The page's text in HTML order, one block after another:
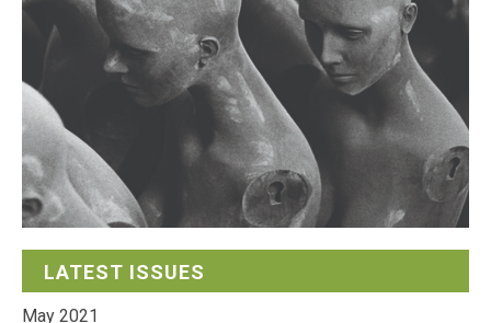
LATEST ISSUES
May 2021